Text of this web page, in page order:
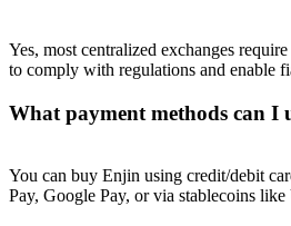
Yes, most centralized exchanges
to comply with regulations and enable
What payment methods can I
You can buy Enjin using credit/debit
Pay, Google Pay, or via stablecoins